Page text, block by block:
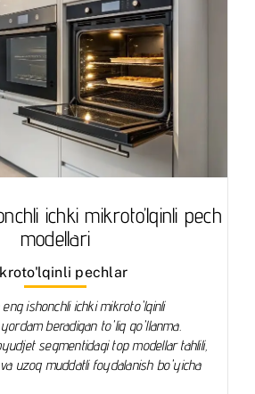
ichki mikroto’lqinli pech
modellari
pechlar
ishonchli ichki mikroto'lqinli
beradigan to'liq qo'llanma.
segmentidagi top modellar tahlili,
uzoq muddatli foydalanish bo'yicha